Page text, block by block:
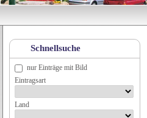
Schnellsuche
nur Einträge mit Bild
Eintragsart
Land